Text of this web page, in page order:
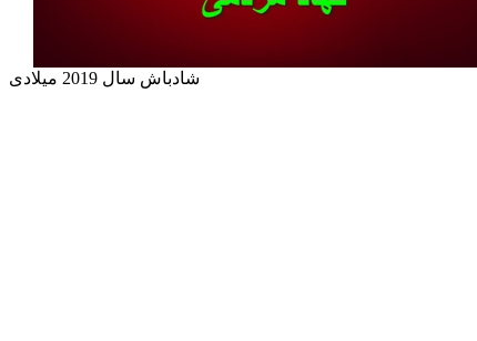
شادباش سال 2019 میلادی